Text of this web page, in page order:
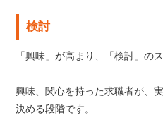
検討
「興味」が高まり、「検討」の
興味、関心を持った求職者が、
決める段階です。